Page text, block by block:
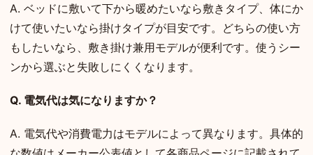
A. ベッドに敷いて下から暖めたいなら敷きタイプ、体にか
けて使いたいなら掛けタイプが目安です。どちらの使い方
もしたいなら、敷き掛け兼用モデルが便利です。使うシー
ンから選ぶと失敗しにくくなります。
Q. 電気代は気になりますか？
A. 電気代や消費電力はモデルによって異なります。具体的